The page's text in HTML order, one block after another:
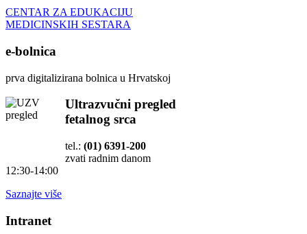
CENTAR ZA EDUKACIJU
MEDICINSKIH SESTARA
e-bolnica
prva digitalizirana bolnica u Hrvatskoj
Ultrazvučni pregled
fetalnog srca
tel.: (01) 6391-200
zvati radnim danom
12:30-14:00
Saznajte više
Intranet